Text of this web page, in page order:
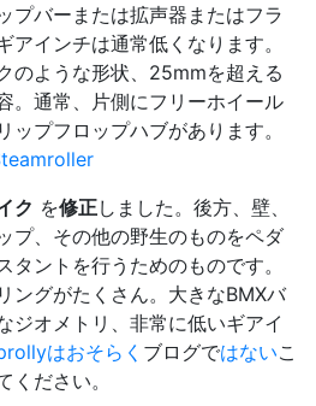
プバーまたは拡声器またはフラ
アインチは通常低くなります。
のような形状、25mmを超える
。通常、片側にフリーホイール
ップフロップハブがあります。
ク を修正しました。後方、壁、
プ、その他の野生のものをペダ
タントを行うためのものです。
ングがたくさん。大きなBMXバ
ジオメトリ、非常に低いギアイ
はおそらく ブログではないこ
ください。